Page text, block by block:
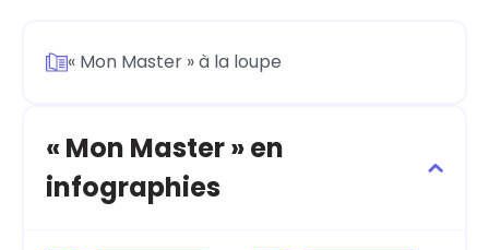
« Mon Master » à la loupe
« Mon Master » en
infographies